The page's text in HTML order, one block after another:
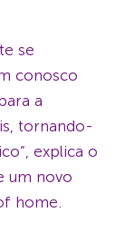
se
conosco
a
tornando-
explica o
um novo
home.